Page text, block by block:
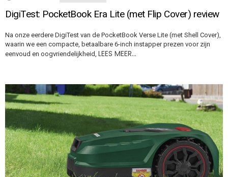
DigiTest: PocketBook Era Lite (met Flip Cover) review
Na onze eerdere DigiTest van de PocketBook Verse Lite (met Shell Cover),
waarin we een compacte, betaalbare 6-inch instapper prezen voor zijn
eenvoud en oogvriendelijkheid, LEES MEER…